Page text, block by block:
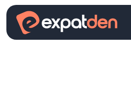
Saltar
contenido